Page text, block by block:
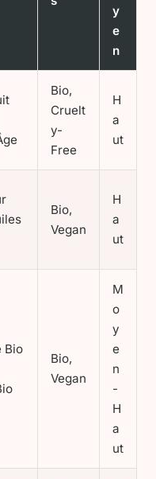
y
e
n
Bio,
Cruelt
y-
Free
H
a
ut
Bio,
Vegan
H
a
ut
Bio
Bio,
Vegan
M
o
y
e
n
-
H
a
ut